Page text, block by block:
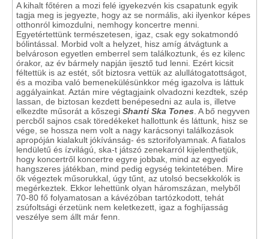
A kihalt főtéren a mozi felé igyekezvén kis csapatunk egyik
tagja meg is jegyezte, hogy az se normális, aki ilyenkor képes
otthonról kimozdulni, nemhogy koncertre menni.
Egyetértettünk természetesen, igaz, csak egy sokatmondó
bólintással. Morbid volt a helyzet, hisz amíg átvágtunk a
belvároson egyetlen emberrel sem találkoztunk, és ez kilenc
órakor, az év bármely napján ijesztő tud lenni. Ezért kicsit
féltettük is az estét, sőt biztosra vettük az alullátogatottságot,
és a moziba való bemenekülésünkkor még igazolva is láttuk
aggályainkat. Aztán mire végtagjaink olvadozni kezdtek, szép
lassan, de biztosan kezdett benépesedni az aula is, illetve
elkezdte műsorát a kőszegi Shanti Ska Tones . A bő negyven
percből sajnos csak töredékeket hallottunk és láttunk, hisz se
vége, se hossza nem volt a nagy karácsonyi találkozások
apropóján kialakult jókívánság- és sztorifolyamnak. A fiatalos
lendületű és ízvilágú, ska-t játszó zenekarról kijelenthetjük,
hogy koncertről koncertre egyre jobbak, mind az egyedi
hangszeres játékban, mind pedig egység tekintetében. Mire
ők végeztek műsorukkal, úgy tűnt, az utolsó becsekkolók is
megérkeztek. Ekkor lehettünk olyan háromszázan, melyből
70-80 fő folyamatosan a kávézóban tartózkodott, tehát
zsúfoltsági érzetünk nem keletkezett, igaz a foghíjasság
veszélye sem állt már fenn.